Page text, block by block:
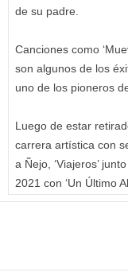
de su padre.
Canciones como
son algunos de los
uno de los pioneros
Luego de estar
carrera artística con
a Ñejo, ‘Viajeros’
2021 con ‘Un Último